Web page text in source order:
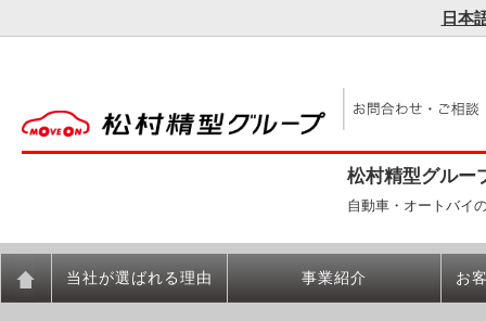
日本
松村精型グルー
自動車・オートバイ
当社が選ばれる理由 事業紹介 お